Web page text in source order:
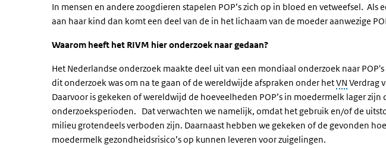
In mensen en andere zoogdieren stapelen POP’s zich op in bloed en vetweefsel. Als
aan haar kind dan komt een deel van de in het lichaam van de moeder aanwezige
Waarom heeft het RIVM hier onderzoek naar gedaan?
Het Nederlandse onderzoek maakte deel uit van een mondiaal onderzoek naar
dit onderzoek was om na te gaan of de wereldwijde afspraken onder hetVN Verdrag
Daarvoor is gekeken of wereldwijd de hoeveelheden POP’s in moedermelk lager zijn
onderzoeksperioden. Dat verwachten we namelijk, omdat het gebruik en/of de
milieu grotendeels verboden zijn. Daarnaast hebben we gekeken of de gevonden
moedermelk gezondheidsrisico’s op kunnen leveren voor zuigelingen.